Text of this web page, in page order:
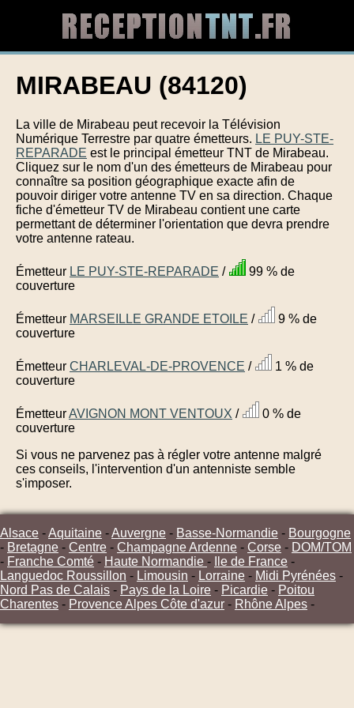
MIRABEAU (84120)
La ville de Mirabeau peut recevoir la Télévision
Numérique Terrestre par quatre émetteurs. LE PUY-STE-
REPARADE est le principal émetteur TNT de Mirabeau.
Cliquez sur le nom d'un des émetteurs de Mirabeau pour
connaître sa position géographique exacte afin de
pouvoir diriger votre antenne TV en sa direction. Chaque
fiche d'émetteur TV de Mirabeau contient une carte
permettant de déterminer l'orientation que devra prendre
votre antenne rateau.
Émetteur LE PUY-STE-REPARADE /
99 % de
couverture
Émetteur MARSEILLE GRANDE ETOILE /
9 % de
couverture
Émetteur CHARLEVAL-DE-PROVENCE /
1 % de
couverture
ÉmetteurAVIGNON MONT VENTOUX /
0 % de
couverture
Si vous ne parvenez pas à régler votre antenne malgré
ces conseils, l'intervention d'un antenniste semble
s'imposer.
Alsace -Aquitaine -Auvergne - Basse-Normandie - Bourgogne
- Bretagne - Centre - Champagne Ardenne - Corse - DOM/TOM
- Franche Comté - Haute Normandie - Ile de France -
Languedoc Roussillon - Limousin - Lorraine - Midi Pyrénées -
Nord Pas de Calais - Pays de la Loire - Picardie - Poitou
Charentes - Provence Alpes Côte d'azur - Rhône Alpes -